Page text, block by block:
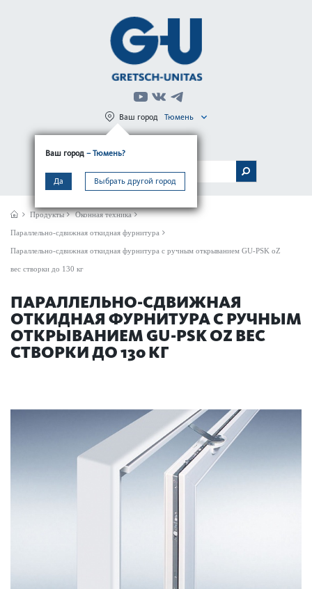
Ваш город – Тюмень?
Да Выбрать другой город
Ваш город Тюмень
МЕНЮ
Продукты Оконная техника
Параллельно-сдвижная откидная фурнитура
Параллельно-сдвижная откидная фурнитура с ручным открыванием GU-PSK oZ
вес створки до 130 кг
ПАРАЛЛЕЛЬНО-СДВИЖНАЯ
ОТКИДНАЯ ФУРНИТУРА С РУЧНЫМ
ОТКРЫВАНИЕМ GU-PSK OZ ВЕС
СТВОРКИ ДО 130 КГ